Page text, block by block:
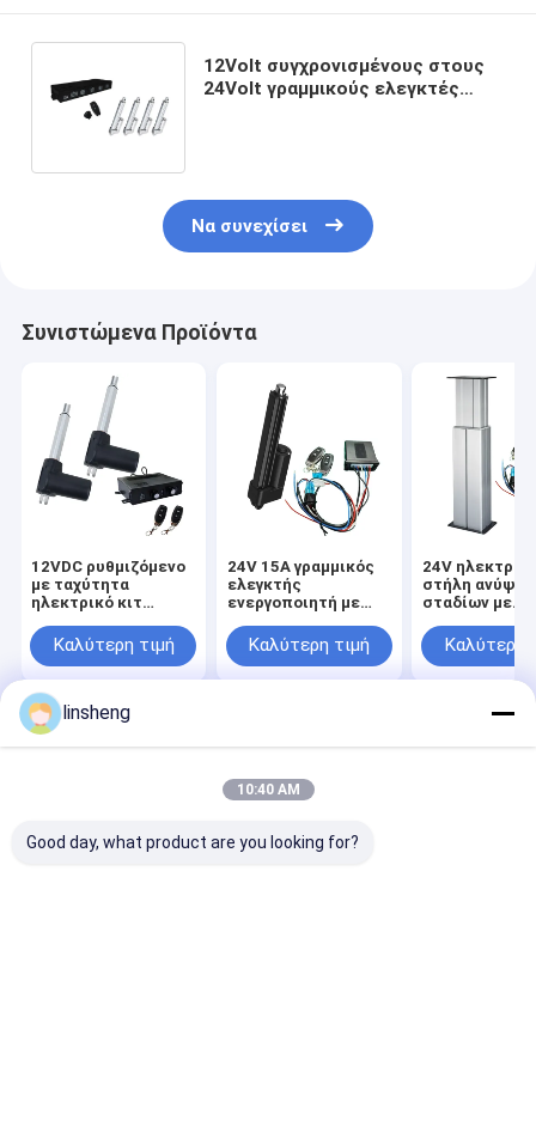
12Volt συγχρονισμένους στους
24Volt γραμμικούς ελεγκτές
Να συνεχίσει
Συνιστώμενα Προϊόντα
12VDC ρυθμιζόμενο
με ταχύτητα
ηλεκτρικό κιτ
6000N ασύρματο
τηλεχειριστήριο
Καλύτερη τιμή
24V 15A γραμμικός
ελεγκτής
ενεργοποιητή με
τηλεχειριστήριο
IP66
Καλύτερη τιμή
24V
στήλη
σταδίων με
4500N φορτίο
Καλύτερη
Σελίδα
εμείς
Site
Sitemap
Privacy Policy
ENTERPRISE CO., LTD. All Rights Reserved.
linsheng
10:40 AM
Good day, what product are you looking for?